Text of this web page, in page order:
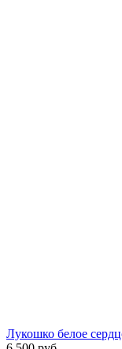
Лукошко белое